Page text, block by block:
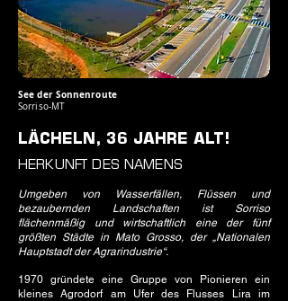
See der Sonnenroute
Sorriso-MT
LÄCHELN, 36 JAHRE ALT!
HERKUNFT DES NAMENS
Umgeben von Wasserfällen, Flüssen und
bezaubernden Landschaften ist Sorriso
flächenmäßig und wirtschaftlich eine der fünf
größten Städte in Mato Grosso, der „Nationalen
Hauptstadt der Agrarindustrie“.
1970 gründete eine Gruppe von Pionieren ein
kleines Agrodorf am Ufer des Flusses Lira im